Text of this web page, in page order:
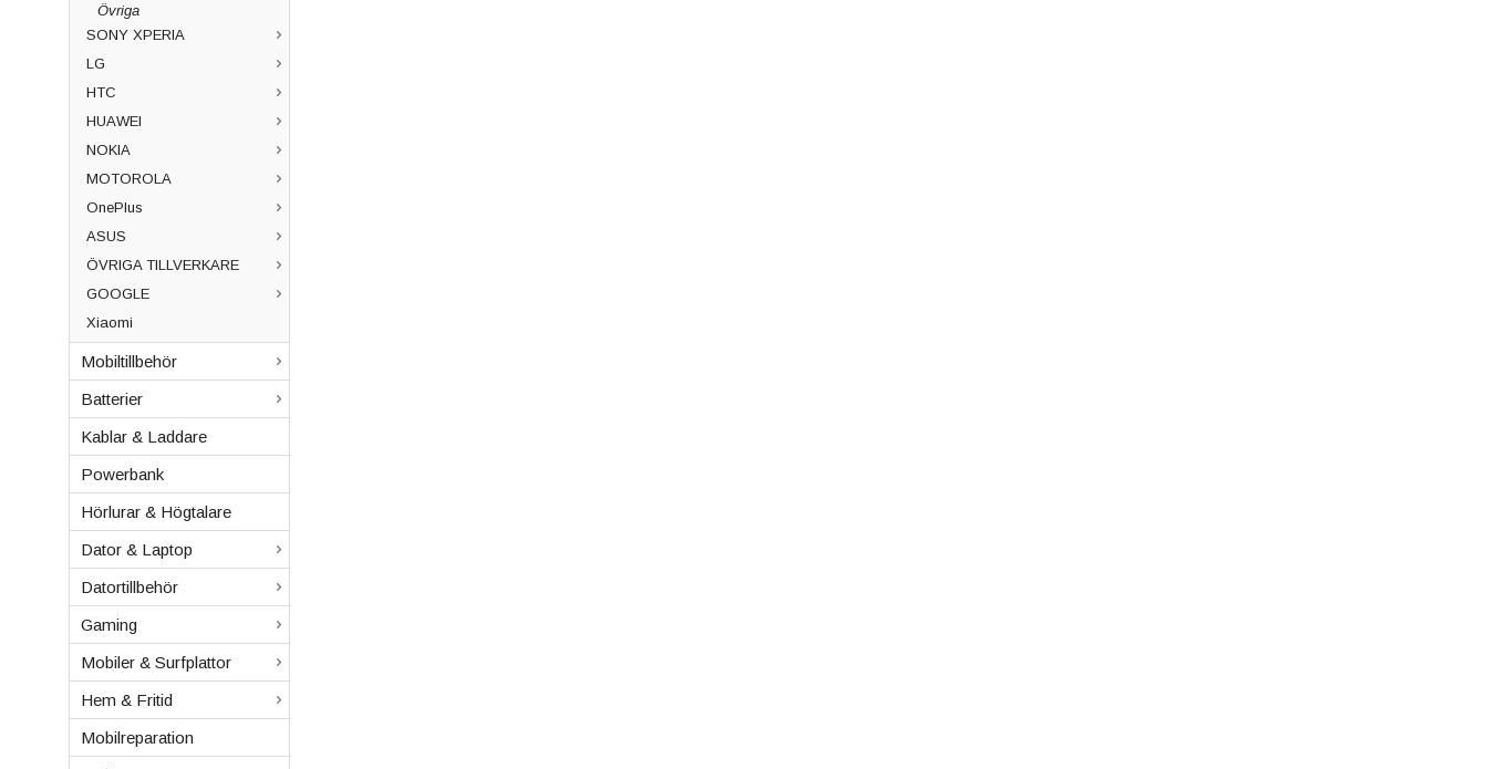
Övriga
SONY XPERIA
LG
HTC
HUAWEI
NOKIA
MOTOROLA
OnePlus
ASUS
ÖVRIGA TILLVERKARE
GOOGLE
Xiaomi
Mobiltillbehör
Batterier
Kablar & Laddare
Powerbank
Hörlurar & Högtalare
Dator & Laptop
Datortillbehör
Gaming
Mobiler & Surfplattor
Hem & Fritid
Mobilreparation